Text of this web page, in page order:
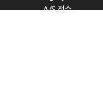
A/S 접수